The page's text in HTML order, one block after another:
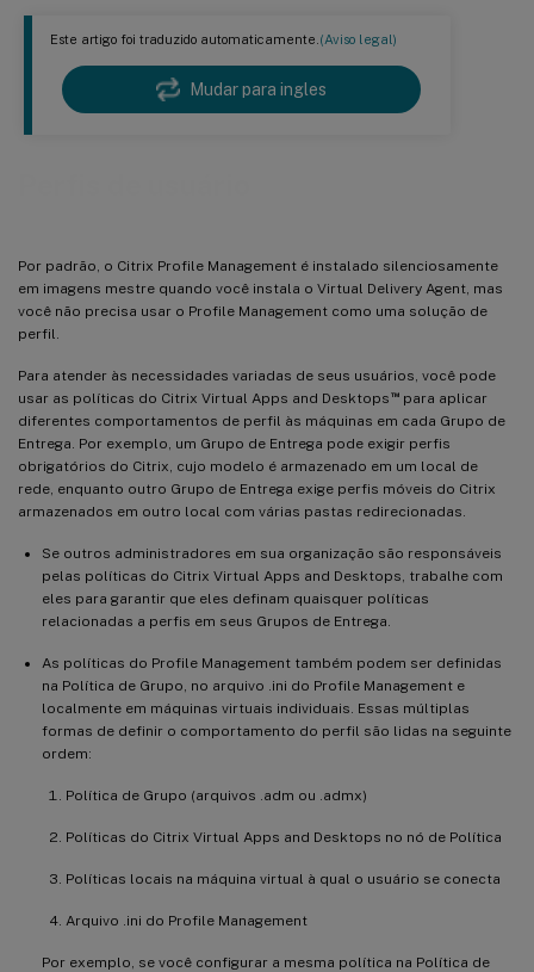
Este artigo foi traduzido automaticamente.(Aviso legal)
Mudar para ingles
Por padrão, o Citrix Profile Management é instalado silenciosamente
em imagens mestre quando você instala o Virtual Delivery Agent, mas
você não precisa usar o Profile Management como uma solução de
perfil.
Para atender às necessidades variadas de seus usuários, você pode
usar as políticas do Citrix Virtual Apps and Desktops ™para aplicar
diferentes comportamentos de perfil às máquinas em cada Grupo de
Entrega. Por exemplo, um Grupo de Entrega pode exigir perfis
obrigatórios do Citrix, cujo modelo é armazenado em um local de
rede, enquanto outro Grupo de Entrega exige perfis móveis do Citrix
armazenados em outro local com várias pastas redirecionadas.
Se outros administradores em sua organização são responsáveis
pelas políticas do Citrix Virtual Apps and Desktops, trabalhe com
eles para garantir que eles definam quaisquer políticas
relacionadas a perfis em seus Grupos de Entrega.
As políticas do Profile Management também podem ser definidas
na Política de Grupo, no arquivo .ini do Profile Management e
localmente em máquinas virtuais individuais. Essas múltiplas
formas de definir o comportamento do perfil são lidas na seguinte
ordem:
Política de Grupo (arquivos .adm ou .admx)
Políticas do Citrix Virtual Apps and Desktops no nó de Política
Políticas locais na máquina virtual à qual o usuário se conecta
Arquivo .ini do Profile Management
Por exemplo, se você configurar a mesma política na Política de